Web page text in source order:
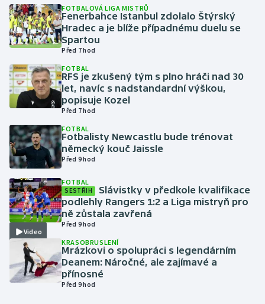
Judo
Krasobruslení
Lezení
Lyže a snowboard
Moderní pětiboj
Motorsport
Olympijské hry
Parasport
Plavání
Plážový volejbal
FOTBALOVÁ LIGA MISTRŮ
Fenerbahce Istanbul zdolalo Štýrský
Hradec a je blíže případnému duelu se
Spartou
Před 7 hod
FOTBAL
RFS je zkušený tým s plno hráči nad 30
let, navíc s nadstandardní výškou,
popisuje Kozel
Před 7 hod
FOTBAL
Fotbalisty Newcastlu bude trénovat
německý kouč Jaissle
Před 9 hod
Video
FOTBAL
SESTŘIH
Slávistky v předkole kvalifikace
podlehly Rangers 1:2 a Liga mistryň pro
ně zůstala zavřená
Před 9 hod
KRASOBRUSLENÍ
Mrázkovi o spolupráci s legendárním
Deanem: Náročné, ale zajímavé a
přínosné
Před 9 hod